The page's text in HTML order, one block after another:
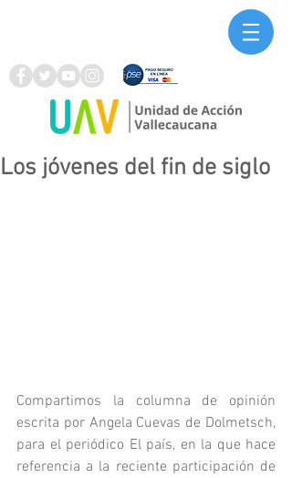
Los jóvenes del fin de siglo
Compartimos la columna de opinión
escrita por Angela Cuevas de Dolmetsch,
para el periódico El país, en la que hace
referencia a la reciente participación de